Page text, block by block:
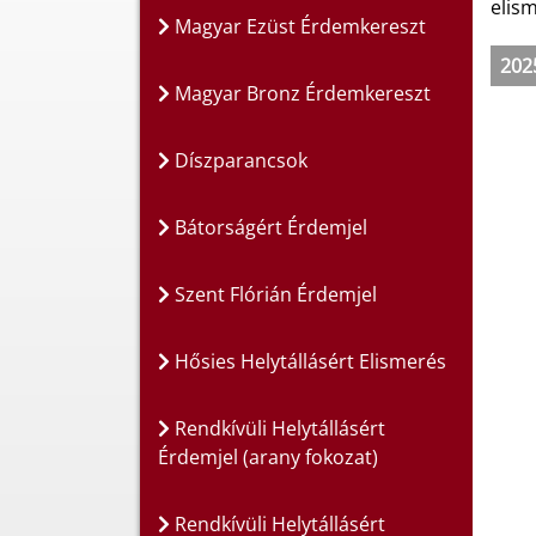
Magyar Ezüst Érdemkereszt
Magyar Bronz Érdemkereszt
Díszparancsok
Bátorságért Érdemjel
Szent Flórián Érdemjel
Hősies Helytállásért Elismerés
Rendkívüli Helytállásért
Érdemjel (arany fokozat)
Rendkívüli Helytállásért